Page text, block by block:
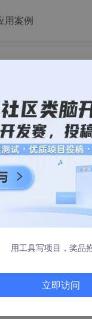
用案例
星还是卡顿
用工具写项目，奖品
立即访问